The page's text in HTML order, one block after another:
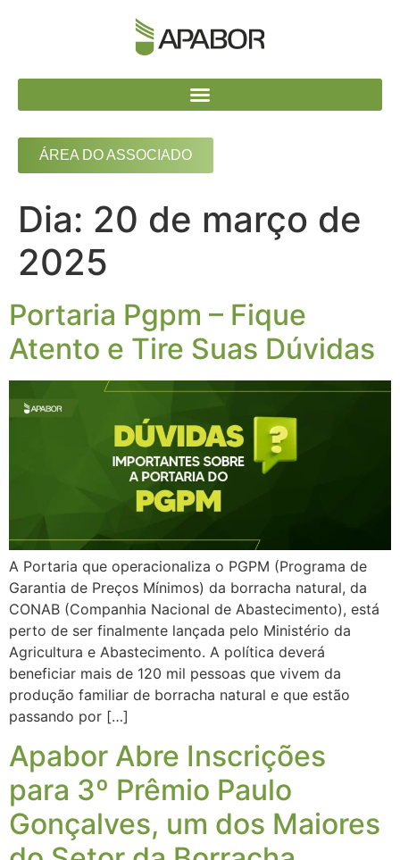
ÁREA DO ASSOCIADO
Dia: 20 de março de
2025
Portaria Pgpm – Fique
Atento e Tire Suas Dúvidas
A Portaria que operacionaliza o PGPM (Programa de
Garantia de Preços Mínimos) da borracha natural, da
CONAB (Companhia Nacional de Abastecimento), está
perto de ser finalmente lançada pelo Ministério da
Agricultura e Abastecimento. A política deverá
beneficiar mais de 120 mil pessoas que vivem da
produção familiar de borracha natural e que estão
passando por […]
Apabor Abre Inscrições
para 3º Prêmio Paulo
Gonçalves, um dos Maiores